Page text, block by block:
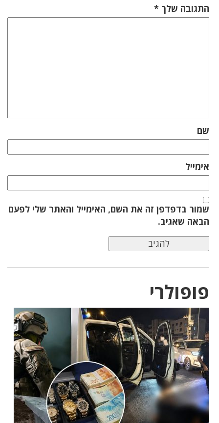
התגובה שלך *
שם
אימייל
שמור בדפדפן זה את השם, האימייל והאתר שלי לפעם
הבאה שאגיב.
פופולרי